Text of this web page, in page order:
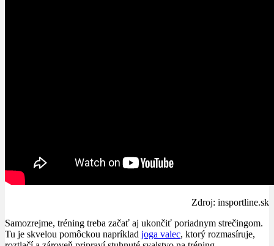
Zdroj: insportline.sk
Samozrejme, tréning treba začať aj ukončiť poriadnym strečingom.
Tu je skvelou pomôckou napríklad joga valec, ktorý rozmasíruje,